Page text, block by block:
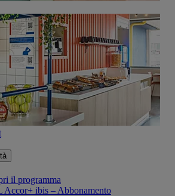
il programma
Accor+ ibis – Abbonamento